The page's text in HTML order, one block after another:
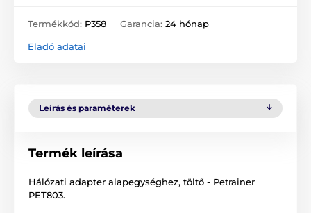
Termékkód: P358 Garancia: 24 hónap
Eladó adatai
Leírás és paraméterek
Termék leírása
Hálózati adapter alapegységhez, töltő - Petrainer
PET803.